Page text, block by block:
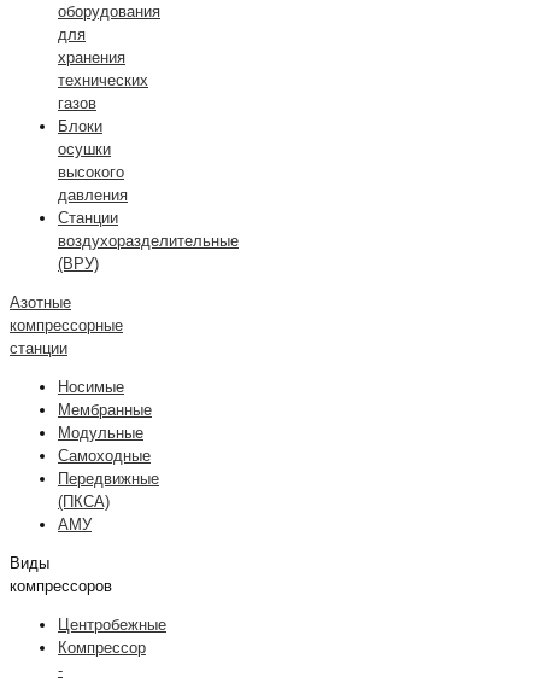
оборудования
для
хранения
технических
газов
Блоки
осушки
высокого
давления
Станции
воздухоразделительные
(ВРУ)
Азотные
компрессорные
станции
Носимые
Мембранные
Модульные
Самоходные
Передвижные
(ПКСА)
АМУ
Виды
компрессоров
Центробежные
Компрессор
-